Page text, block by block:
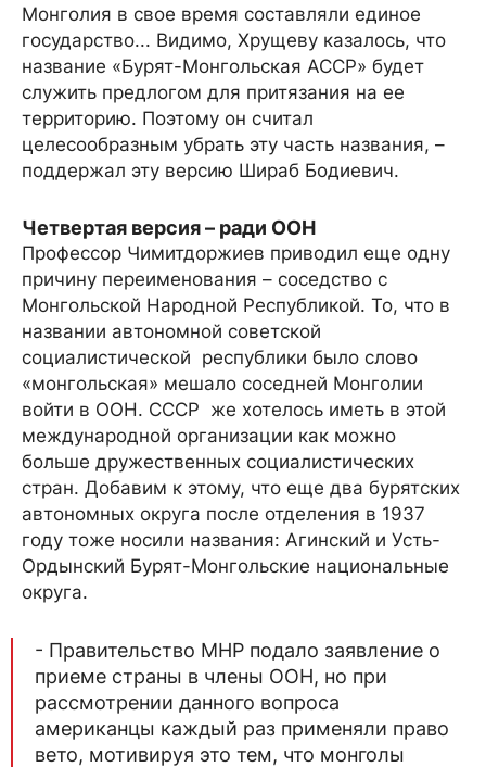
Монголия в свое время составляли единое
государство... Видимо, Хрущеву казалось, что
название «Бурят-Монгольская АССР» будет
служить предлогом для притязания на ее
территорию. Поэтому он считал
целесообразным убрать эту часть названия, –
поддержал эту версию Шираб Бодиевич.
Четвертая версия – ради ООН
Профессор Чимитдоржиев приводил еще одну
причину переименования – соседство с
Монгольской Народной Республикой. То, что в
названии автономной советской
социалистической республики было слово
«монгольская» мешало соседней Монголии
войти в ООН. СССР же хотелось иметь в этой
международной организации как можно
больше дружественных социалистических
стран. Добавим к этому, что еще два бурятских
автономных округа после отделения в 1937
году тоже носили названия: Агинский и Усть-
Ордынский Бурят-Монгольские национальные
округа.
- Правительство МНР подало заявление о
приеме страны в члены ООН, но при
рассмотрении данного вопроса
американцы каждый раз применяли право
вето, мотивируя это тем, что монголы